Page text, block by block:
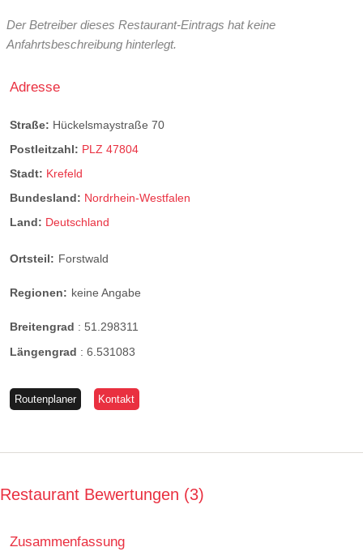
Der Betreiber dieses Restaurant-Eintrags hat keine
Anfahrtsbeschreibung hinterlegt.
Adresse
Straße: Hückelsmaystraße 70
Postleitzahl: PLZ 47804
Stadt: Krefeld
Bundesland: Nordrhein-Westfalen
Land: Deutschland
Ortsteil: Forstwald
Regionen: keine Angabe
Breitengrad : 51.298311
Längengrad : 6.531083
Routenplaner Kontakt
Restaurant Bewertungen 3
Zusammenfassung